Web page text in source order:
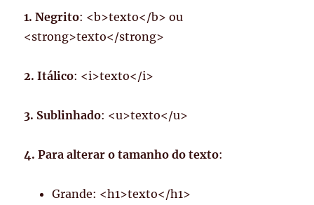
1. Negrito: <b>texto</b> ou
<strong>texto</strong>
2. Itálico: <i>texto</i>
3. Sublinhado: <u>texto</u>
4. Para alterar o tamanho do texto:
Grande: <h1>texto</h1>